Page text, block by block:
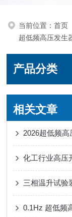
当前位置：首页
超低频高压发生
产品分类
相关文章
三相温升试验